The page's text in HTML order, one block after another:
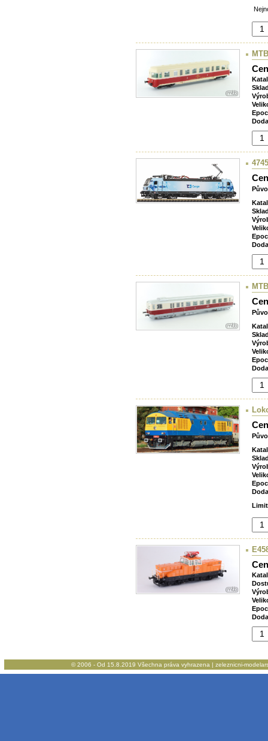
© 2006 - Od 15.8.2019 Všechna práva vyhrazena | zeleznicni-